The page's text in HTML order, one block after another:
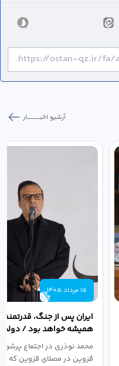
آرشیو اخبـــــــــــار
15 مرداد 1405
ایران پس از جنگ،
همیشه خواهد بود / دولت
نبرد اقتصادی،...
محمد نوذری در اجتماع
قزوین در مصلای قزوین که